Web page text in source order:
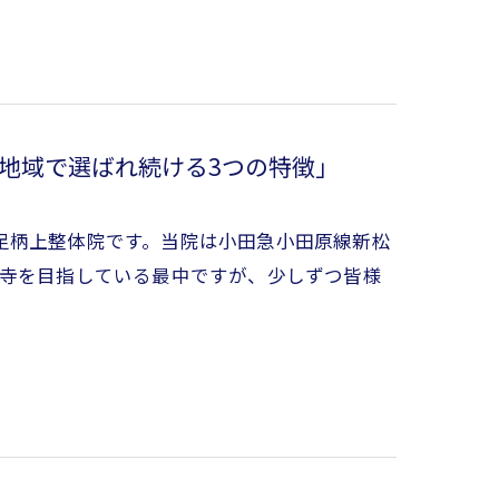
で選ばれ続ける3つの特徴」
上整体院です。当院は小田急小田原線新松
を目指している最中ですが、少しずつ皆様